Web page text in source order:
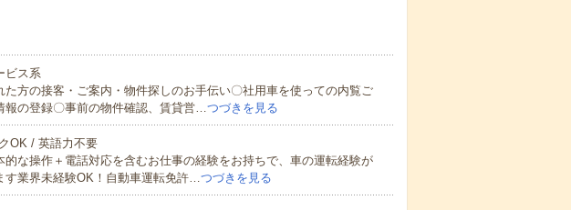
ビス系
た方の接客・ご案内・物件探しのお手伝い〇社用車を使っての内覧ご
報の登録〇事前の物件確認、賃貸営…つづきを見る
OK / 英語力不要
的な操作＋電話対応を含むお仕事の経験をお持ちで、車の運転経験が
す業界未経験OK！自動車運転免許…つづきを見る